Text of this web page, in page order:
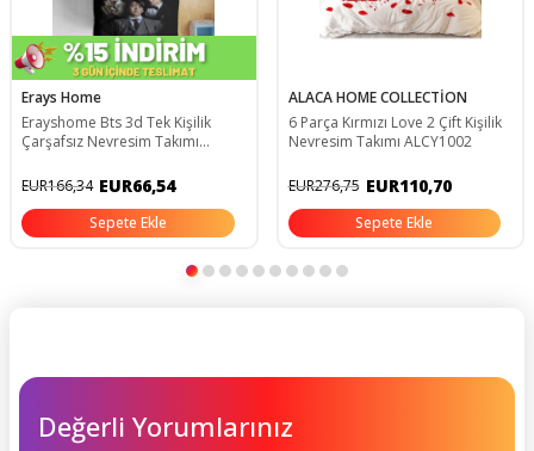
Erays Home
Erayshome Bts 3d Tek Kişilik
Çarşafsız Nevresim Takımı
EUR166,34 EUR66,54
Sepete Ekle
ALACA HOME COLLECTİON
6 Parça Kırmızı Love 2 Çift Kişilik
Nevresim Takımı ALCY1002
EUR276,75 EUR110,70
Sepete Ekle
Değerli Yorumlarınız